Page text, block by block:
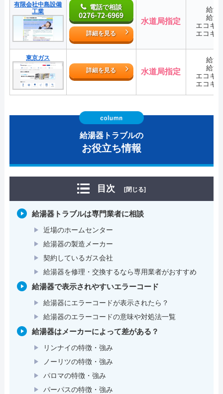
有限会社中島設備
工業
電話で相談
0276-72-6969
詳細を見る
水道局指定
給湯
給湯
エコキ
エコキ
東京ガス
詳細を見る
水道局指定
給湯
給湯
エコキ
エコキ
給湯器トラブルの
お役立ち情報
目次 [閉じる]
給湯器トラブルは専門業者に相談
近場のホームセンター
給湯器の製造メーカー
契約しているガス会社
給湯器を修理・交換するなら専用業者がおすすめ
給湯器で表示されやすいエラーコード
給湯器にエラーコードが表示されたら？
給湯器のエラーコードの意味や対処法一覧
給湯器はメーカーによって差がある？
リンナイの特徴・強み
ノーリツの特徴・強み
パロマの特徴・強み
パーパスの特徴・強み